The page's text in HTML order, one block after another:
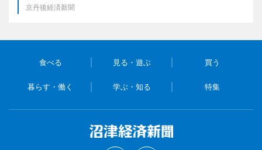
京丹後経済新聞
食べる 見る・遊ぶ 買う
暮らす・働く 学ぶ・知る 特集